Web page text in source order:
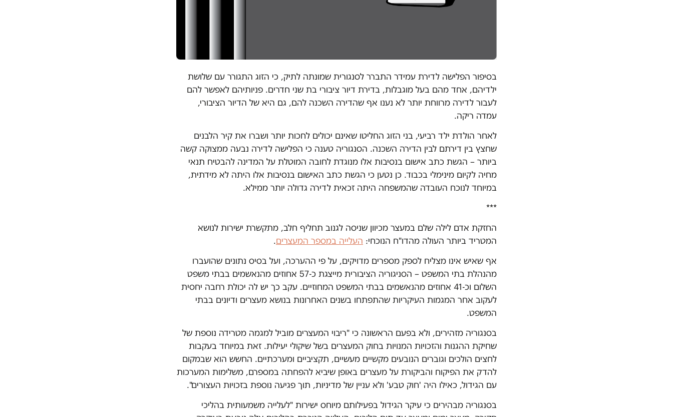
בסיפור הפלישה לדירת עמידר התברר לסנגורית שמונתה לתיק, כי הזוג התגורר עם שלושת
ילדיהם, אחד מהם בעל מוגבלות, בדירת דיור ציבורי בת שני חדרים. פניותיהם לאפשר להם
לעבור לדירה מרווחת יותר לא נענו אף שהדירה השכנה להם, גם היא של הדיור הציבורי,
עמדה ריקה.
לאחר הולדת ילד רביעי, בני הזוג החליטו שאינם יכולים לחכות יותר ושברו את קיר הלבנים
שחצץ בין דירתם לבין הדירה השכנה. הסנגוריה טענה כי הפלישה לדירה נבעה ממצוקה קשה
ביותר – הגשת כתב אישום בנסיבות אלו מנוגדת לחובה המוטלת על המדינה להבטיח תנאי
מחיה לקיום מינימלי בכבוד. כן נטען כי הגשת כתב האישום בנסיבות אלו היתה לא מידתית,
במיוחד לנוכח העובדה שהמשפחה היתה זכאית לדירה גדולה יותר ממילא.
***
החזקת אדם לילה שלם במעצר מכיוון שניסה לגנוב תחליף חלב, מתקשרת ישירות לנושא
המטריד ביותר העולה מהדו"ח הנוכחי: העלייה במספר המעצרים.
אף שאיש אינו מצליח לספק מספרים מדויקים, על פי ההערכה, ועל בסיס נתונים שהועברו
מהנהלת בתי המשפט – הסניגוריה הציבורית מייצגת כ-57 אחוזים מהנאשמים בבתי משפט
השלום וכ-41 אחוזים מהנאשמים בבתי המשפט המחוזיים. עקב כך יש לה יכולת רחבה יחסית
לעקוב אחר המגמות העיקריות שהתפתחו בשנים האחרונות בנושא מעצרים ודיונים בבתי
המשפט.
בסנגוריה מזהירים, ולא בפעם הראשונה כי "ריבוי המעצרים מוביל למגמה מטרידה נוספת של
שחיקת ההגנות והזכויות המנויות בחוק המעצרים בשל שיקולי יעילות. זאת במיוחד בעקבות
לחצים הולכים וגוברים הנובעים מקשיים מעשיים, תקציביים ומערכתיים. החשש הוא שבמקום
להדק את הפיקוח והביקורת על מעצרים באופן שיביא להפחתה במספרם, משלימות המערכות
עם הגידול, כאילו היה 'חוק טבע' ולא עניין של מדיניות, תוך פגיעה נוספת בזכויות העצורים".
בסנגוריה מבהירים כי עיקר הגידול בפעילותם מיוחס ישירות "לעלייה משמעותית בהליכי